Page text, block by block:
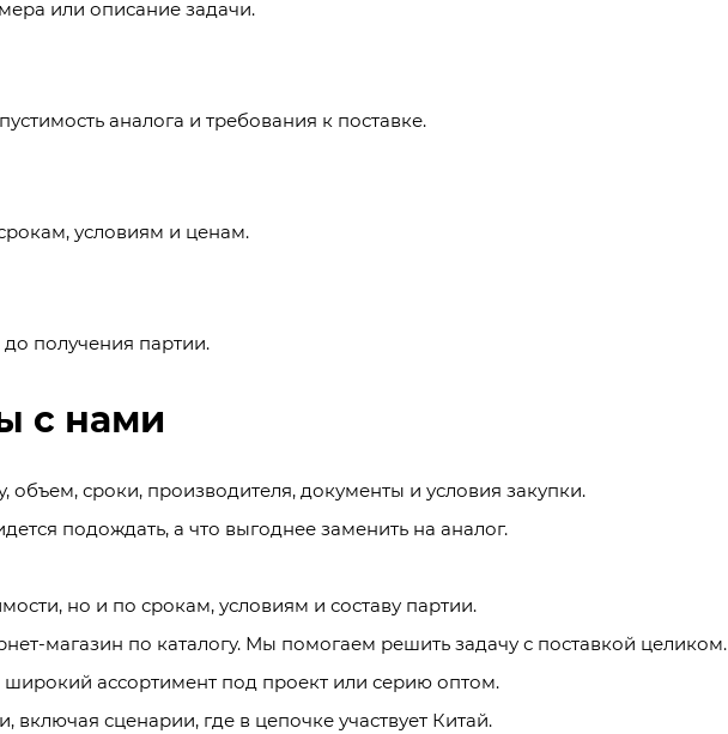
или описание задачи.
аналога и требования к поставке.
условиям и ценам.
получения партии.
с нами
сроки, производителя, документы и условия закупки.
подождать, а что выгоднее заменить на аналог.
но и по срокам, условиям и составу партии.
магазин по каталогу. Мы помогаем решить задачу с поставкой целиком.
ассортимент под проект или серию оптом.
сценарии, где в цепочке участвует Китай.